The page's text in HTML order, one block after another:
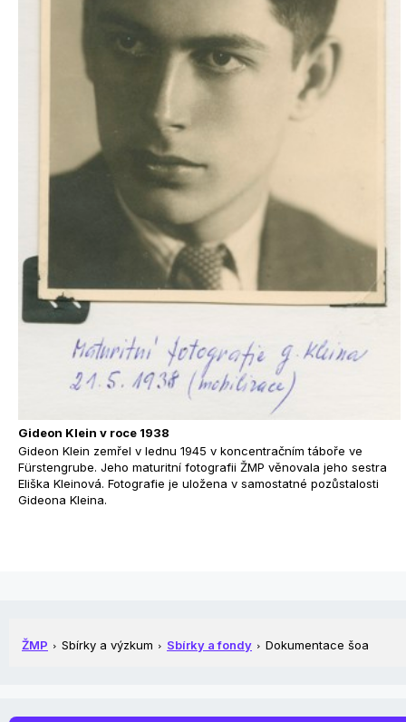
Gideon Klein v roce 1938
Gideon Klein zemřel v lednu 1945 v koncentračním táboře ve
Fürstengrube. Jeho maturitní fotografii ŽMP věnovala jeho sestra
Eliška Kleinová. Fotografie je uložena v samostatné pozůstalosti
Gideona Kleina.
ŽMP Sbírky a výzkum Sbírky a fondy Dokumentace šoa